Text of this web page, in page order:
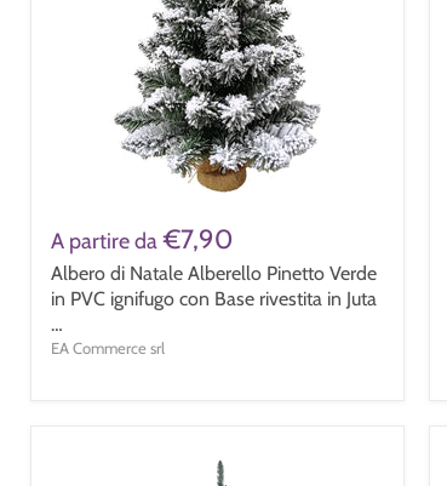
A partire da €7,90
Albero di Natale Alberello Pinetto Verde
in PVC ignifugo con Base rivestita in Juta
…
EA Commerce srl